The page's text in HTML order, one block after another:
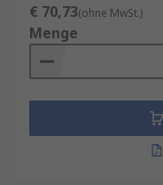
€ 70,73(ohne MwSt.)
Menge